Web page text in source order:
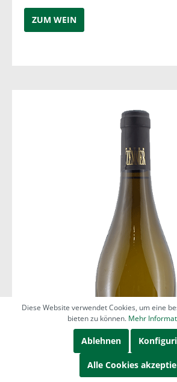
ZUM WEIN
Diese Website verwendet Cookies, um eine
bieten zu können. Mehr
Ablehnen
Alle Cookies